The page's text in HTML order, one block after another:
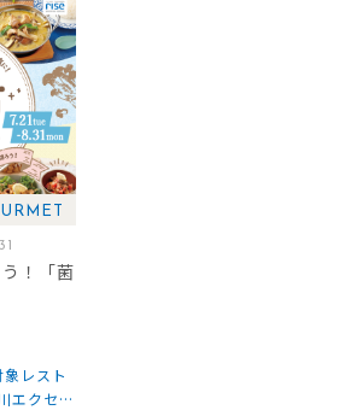
！「菌
レスト
エクセル